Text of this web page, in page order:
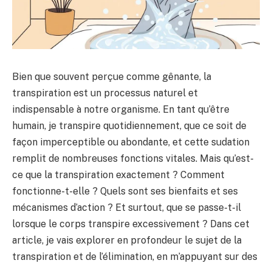
Bien que souvent perçue comme gênante, la
transpiration est un processus naturel et
indispensable à notre organisme. En tant qu’être
humain, je transpire quotidiennement, que ce soit de
façon imperceptible ou abondante, et cette sudation
remplit de nombreuses fonctions vitales. Mais qu’est-
ce que la transpiration exactement ? Comment
fonctionne-t-elle ? Quels sont ses bienfaits et ses
mécanismes d’action ? Et surtout, que se passe-t-il
lorsque le corps transpire excessivement ? Dans cet
article, je vais explorer en profondeur le sujet de la
transpiration et de l’élimination, en m’appuyant sur des